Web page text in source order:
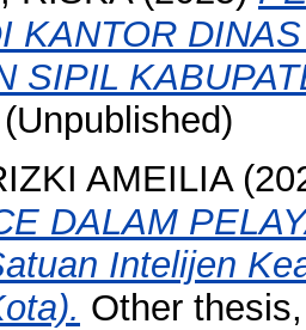
KANTOR
SIPIL
AMEILIA
DALAM
Intelijen
Other